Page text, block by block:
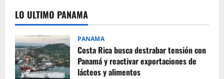
LO ULTIMO PANAMA
PANAMA
Costa Rica busca destrabar tensión con
Panamá y reactivar exportaciones de
lácteos y alimentos